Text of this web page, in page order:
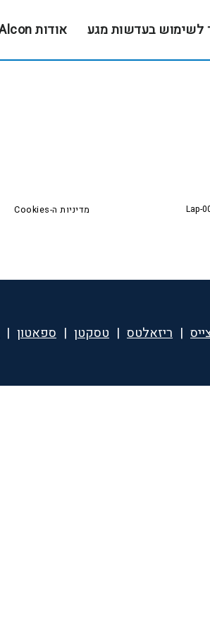
לשימוש בעדשות מגע אודות Alcon
Lap- מדיניות ה-Cookies
| ריזאלטס | טסקטן | ספאטון |